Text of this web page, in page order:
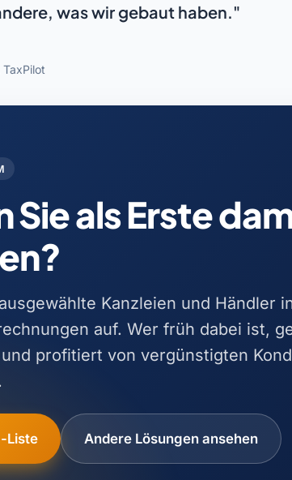
was wir gebaut haben."
Sie als Erste
Kanzleien und Händler
auf. Wer früh dabei ist,
profitiert von vergünstigten
Liste Andere Lösungen ansehen